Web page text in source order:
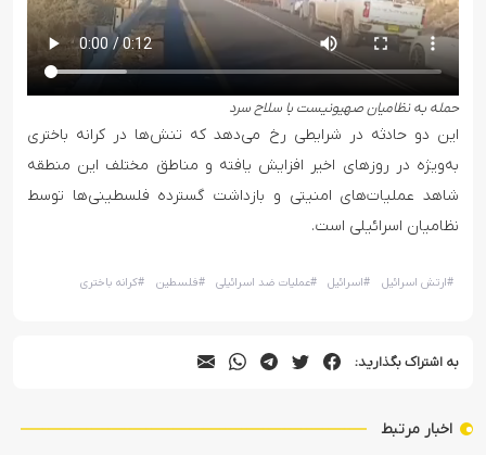
حمله به نظامیان صهیونیست با سلاح سرد
این دو حادثه در شرایطی رخ می‌دهد که تنش‌ها در کرانه باختری
به‌ویژه در روزهای اخیر افزایش یافته و مناطق مختلف این منطقه
شاهد عملیات‌های امنیتی و بازداشت گسترده فلسطینی‌ها توسط
نظامیان اسرائیلی است.
#ارتش اسرائیل #اسرائیل #عملیات ضد اسرائیلی #فلسطین #کرانه باختری
به اشتراک بگذارید:
اخبار مرتبط